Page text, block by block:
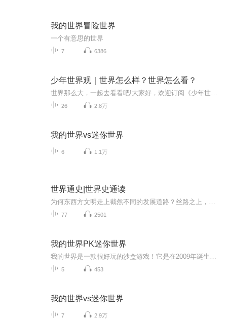
我的世界冒险世界
一个有意思的世界
7 6386
少年世界观｜世界怎么样？世界怎么看？
26 2.8万
我的世界vs迷你世界
6 1.1万
世界通史|世界史通读
77 2501
我的世界PK迷你世界
5 453
我的世界vs迷你世界
7 2.9万